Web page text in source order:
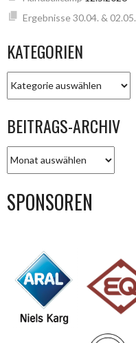
Ergebnisse 30.04. & 02.05.
KATEGORIEN
BEITRAGS-ARCHIV
ARCHIV
SPONSOREN